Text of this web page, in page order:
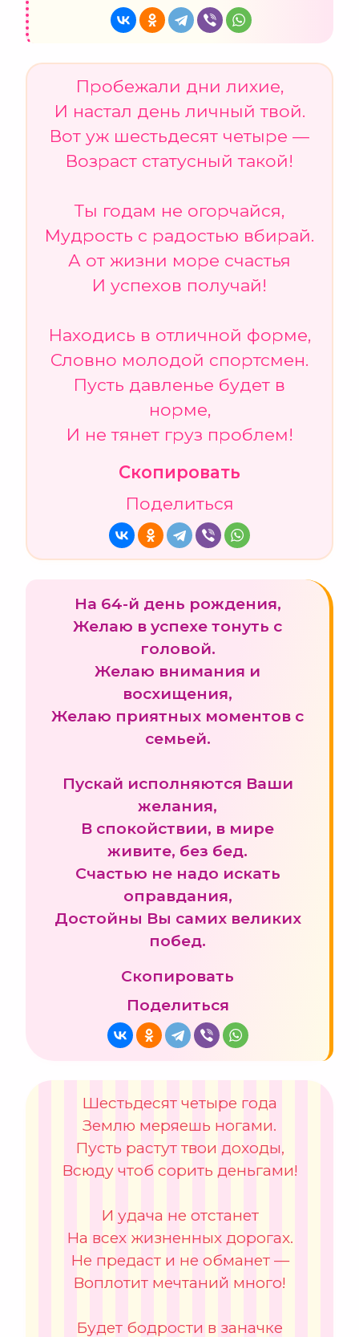
Пробежали дни лихие,
И настал день личный твой.
Вот уж шестьдесят четыре —
Возраст статусный такой!
Ты годам не огорчайся,
Мудрость с радостью вбирай.
А от жизни море счастья
И успехов получай!
Находись в отличной форме,
Словно молодой спортсмен.
Пусть давленье будет в
норме,
И не тянет груз проблем!
Скопировать
Поделиться
На 64-й день рождения,
Желаю в успехе тонуть с
головой.
Желаю внимания и
восхищения,
Желаю приятных моментов с
семьей.
Пускай исполняются Ваши
желания,
В спокойствии, в мире
живите, без бед.
Счастью не надо искать
оправдания,
Достойны Вы самих великих
побед.
Скопировать
Поделиться
Шестьдесят четыре года
Землю меряешь ногами.
Пусть растут твои доходы,
Всюду чтоб сорить деньгами!
И удача не отстанет
На всех жизненных дорогах.
Не предаст и не обманет —
Воплотит мечтаний много!
Будет бодрости в заначке